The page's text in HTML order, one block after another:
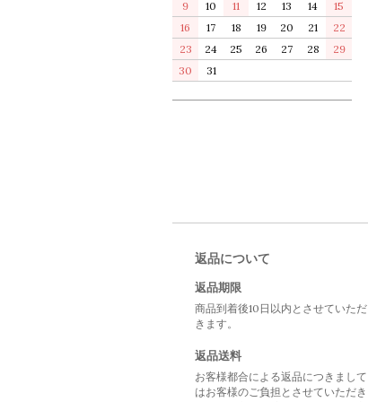
9 10 11 12 13 14
15
16
17 18 19 20 21
22
23
24 25 26 27 28
29
30
31
返品について
返品期限
商品到着後10日以内とさせていただ
きます。
返品送料
お客様都合による返品につきまして
はお客様のご負担とさせていただき